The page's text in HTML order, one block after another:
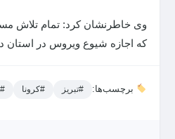
وی خاطرنشان کرد: تمام تلاش
که اجازه شیوع ویروس در استان
برچسب‌ها: #تبریز #کرونا